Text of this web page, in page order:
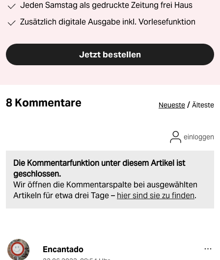
Jeden Samstag als gedruckte Zeitung frei Haus
Zusätzlich digitale Ausgabe inkl. Vorlesefunktion
Jetzt bestellen
8 Kommentare Neueste / Älteste
Die Kommentarfunktion unter diesem Artikel ist
geschlossen.
Wir öffnen die Kommentarspalte bei ausgewählten
Artikeln für etwa drei Tage – hier sind sie zu finden.
einloggen
Encantado